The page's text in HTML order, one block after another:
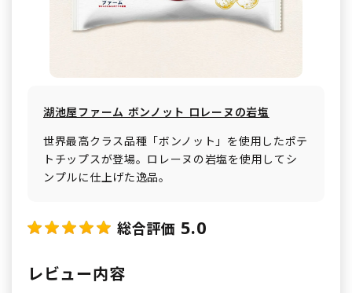
湖池屋ファーム ボンノット ロレーヌの岩塩
世界最高クラス品種「ボンノット」を使用したポテ
トチップスが登場。ロレーヌの岩塩を使用してシ
ンプルに仕上げた逸品。
総合評価 5.0
レビュー内容